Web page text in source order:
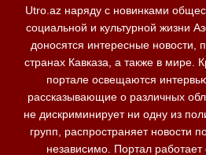
Utro.az наряду с новинками
социальной и культурной жизни
доносятся интересные новости,
странах Кавказа, а также в мире.
портале освещаются
рассказывающие о различных
не дискриминирует ни одну из
групп, распространяет новости
независимо. Портал